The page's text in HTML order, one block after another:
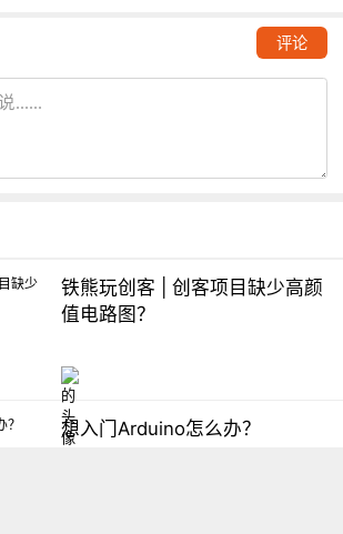
评论
铁熊玩创客 | 创客项目缺少高颜
值电路图？
想入门Arduino怎么办？